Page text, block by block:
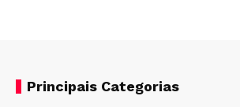
Principais Categorias